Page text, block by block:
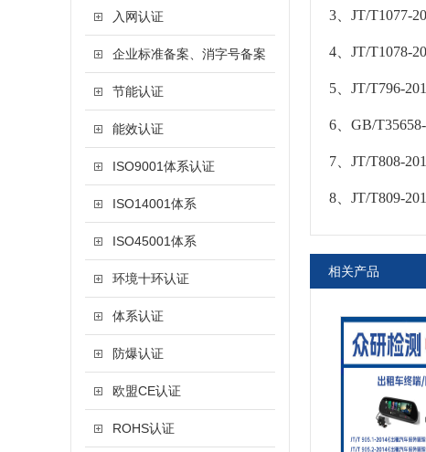
3、JT/T1077-
4、JT/T1078-
5、JT/T796-
6、GB/
7、JT/T808-
8、JT/T809-
相关产品
入网认证
企业标准备案、消字号备案
节能认证
能效认证
ISO9001体系认证
ISO14001体系
ISO45001体系
环境十环认证
体系认证
防爆认证
欧盟CE认证
ROHS认证